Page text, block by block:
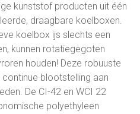
kunststof producten uit één
draagbare koelboxen.
koelbox ijs slechts een
kunnen rotatiegegoten
houden! Deze robuuste
blootstelling aan
De CI-42 en WCI 22
polyethyleen